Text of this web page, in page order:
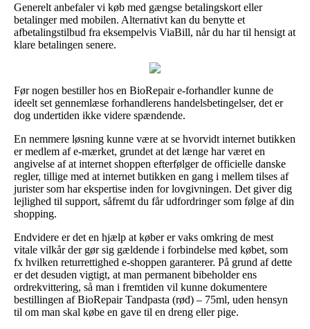
Generelt anbefaler vi køb med gængse betalingskort eller
betalinger med mobilen. Alternativt kan du benytte et
afbetalingstilbud fra eksempelvis ViaBill, når du har til hensigt at
klare betalingen senere.
Før nogen bestiller hos en BioRepair e-forhandler kunne de
ideelt set gennemlæse forhandlerens handelsbetingelser, det er
dog undertiden ikke videre spændende.
En nemmere løsning kunne være at se hvorvidt internet butikken
er medlem af e-mærket, grundet at det længe har været en
angivelse af at internet shoppen efterfølger de officielle danske
regler, tillige med at internet butikken en gang i mellem tilses af
jurister som har ekspertise inden for lovgivningen. Det giver dig
lejlighed til support, såfremt du får udfordringer som følge af din
shopping.
Endvidere er det en hjælp at køber er vaks omkring de mest
vitale vilkår der gør sig gældende i forbindelse med købet, som
fx hvilken returrettighed e-shoppen garanterer. På grund af dette
er det desuden vigtigt, at man permanent bibeholder ens
ordrekvittering, så man i fremtiden vil kunne dokumentere
bestillingen af BioRepair Tandpasta (rød) – 75ml, uden hensyn
til om man skal købe en gave til en dreng eller pige.